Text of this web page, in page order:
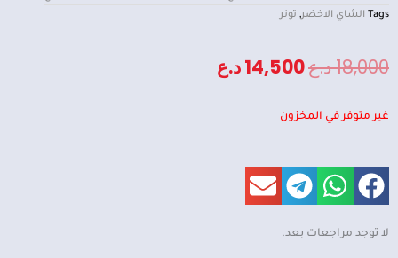
Tags الشاي الاخضر, تونر
18,000د.عالسعر
18,000 د.ع.
14,500د.ع
غير متوفر في المخزون
لا توجد مراجعات بعد.